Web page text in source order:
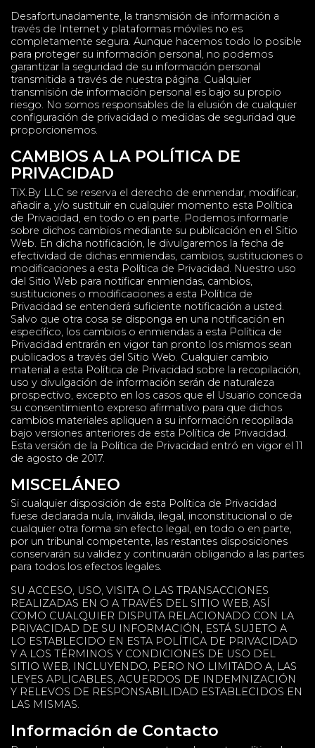
Desafortunadamente, la transmisión de información a
través de Internet y plataformas móviles no es
completamente segura. Aunque hacemos todo lo posible
para proteger su información personal, no podemos
garantizar la seguridad de su información personal
transmitida a través de nuestra página. Cualquier
transmisión de información personal es bajo su propio
riesgo. No somos responsables de la elusión de cualquier
configuración de privacidad o medidas de seguridad que
proporcionemos.
CAMBIOS A LA POLÍTICA DE
PRIVACIDAD
TiX.By LLC se reserva el derecho de enmendar, modificar,
añadir a, y/o sustituir en cualquier momento esta Política
de Privacidad, en todo o en parte. Podemos informarle
sobre dichos cambios mediante su publicación en el Sitio
Web. En dicha notificación, le divulgaremos la fecha de
efectividad de dichas enmiendas, cambios, sustituciones o
modificaciones a esta Política de Privacidad. Nuestro uso
del Sitio Web para notificar enmiendas, cambios,
sustituciones o modificaciones a esta Política de
Privacidad se entenderá suficiente notificación a usted.
Salvo que otra cosa se disponga en una notificación en
específico, los cambios o enmiendas a esta Política de
Privacidad entrarán en vigor tan pronto los mismos sean
publicados a través del Sitio Web. Cualquier cambio
material a esta Política de Privacidad sobre la recopilación,
uso y divulgación de información serán de naturaleza
prospectivo, excepto en los casos que el Usuario conceda
su consentimiento expreso afirmativo para que dichos
cambios materiales apliquen a su información recopilada
bajo versiones anteriores de esta Política de Privacidad.
Esta versión de la Política de Privacidad entró en vigor el 11
de agosto de 2017.
MISCELÁNEO
Si cualquier disposición de esta Política de Privacidad
fuese declarada nula, inválida, ilegal, inconstitucional o de
cualquier otra forma sin efecto legal, en todo o en parte,
por un tribunal competente, las restantes disposiciones
conservarán su validez y continuarán obligando a las partes
para todos los efectos legales.
SU ACCESO, USO, VISITA O LAS TRANSACCIONES
REALIZADAS EN O A TRAVÉS DEL SITIO WEB, ASÍ
COMO CUALQUIER DISPUTA RELACIONADO CON LA
PRIVACIDAD DE SU INFORMACIÓN, ESTÁ SUJETO A
LO ESTABLECIDO EN ESTA POLÍTICA DE PRIVACIDAD
Y A LOS TÉRMINOS Y CONDICIONES DE USO DEL
SITIO WEB, INCLUYENDO, PERO NO LIMITADO A, LAS
LEYES APLICABLES, ACUERDOS DE INDEMNIZACIÓN
Y RELEVOS DE RESPONSABILIDAD ESTABLECIDOS EN
LAS MISMAS.
Información de Contacto